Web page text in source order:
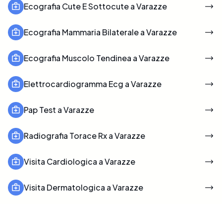
Ecografia Cute E Sottocute a Varazze
Ecografia Mammaria Bilaterale a Varazze
Ecografia Muscolo Tendinea a Varazze
Elettrocardiogramma Ecg a Varazze
Pap Test a Varazze
Radiografia Torace Rx a Varazze
Visita Cardiologica a Varazze
Visita Dermatologica a Varazze